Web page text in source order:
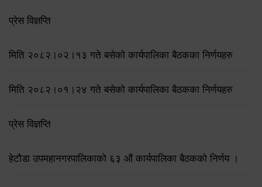
प्रेस विज्ञप्ति
मिति २०८२।०२।१३ गते बसेको कार्यपालिका बैठकका निर्णयहरु
मिति २०८२।०१।२४ गते बसेको कार्यपालिका बैठकका निर्णयहरु
प्रेस विज्ञप्ति
हेटौडा उपमहानगरपालिकाको ६३ औं कार्यपालिका बैठकको निर्णय ।